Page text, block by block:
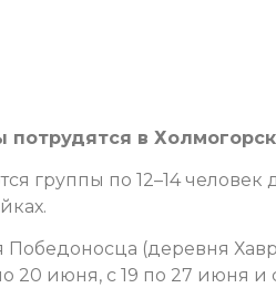
потрудятся в
группы по 12–14 человек
Победоносца (деревня
20 июня, с 19 по 27 июня